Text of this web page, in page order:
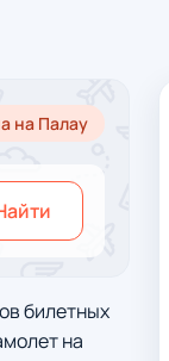
на Палау
билетных
на